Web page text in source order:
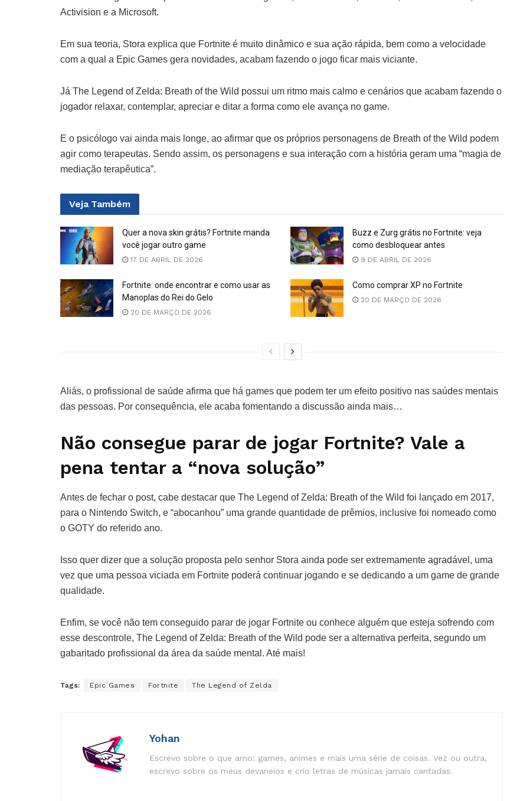
Activision e a Microsoft.
Em sua teoria, Stora explica que Fortnite é muito dinâmico e sua ação rápida, bem como a velocidade
com a qual a Epic Games gera novidades, acabam fazendo o jogo ficar mais viciante.
Já The Legend of Zelda: Breath of the Wild possui um ritmo mais calmo e cenários que acabam fazendo o
jogador relaxar, contemplar, apreciar e ditar a forma como ele avança no game.
E o psicólogo vai ainda mais longe, ao afirmar que os próprios personagens de Breath of the Wild podem
agir como terapeutas. Sendo assim, os personagens e sua interação com a história geram uma “magia de
mediação terapêutica”.
Veja Também
Quer a nova skin grátis? Fortnite manda
você jogar outro game
17 DE ABRIL DE 2026
Buzz e Zurg grátis no Fortnite: veja
como desbloquear antes
9 DE ABRIL DE 2026
Fortnite: onde encontrar e como usar as
Manoplas do Rei do Gelo
20 DE MARÇO DE 2026
Como comprar XP no Fortnite
20 DE MARÇO DE 2026
Aliás, o profissional de saúde afirma que há games que podem ter um efeito positivo nas saúdes mentais
das pessoas. Por consequência, ele acaba fomentando a discussão ainda mais…
Não consegue parar de jogar Fortnite? Vale a
pena tentar a “nova solução”
Antes de fechar o post, cabe destacar que The Legend of Zelda: Breath of the Wild foi lançado em 2017,
para o Nintendo Switch, e “abocanhou” uma grande quantidade de prêmios, inclusive foi nomeado como
o GOTY do referido ano.
Isso quer dizer que a solução proposta pelo senhor Stora ainda pode ser extremamente agradável, uma
vez que uma pessoa viciada em Fortnite poderá continuar jogando e se dedicando a um game de grande
qualidade.
Enfim, se você não tem conseguido parar de jogar Fortnite ou conhece alguém que esteja sofrendo com
esse descontrole, The Legend of Zelda: Breath of the Wild pode ser a alternativa perfeita, segundo um
gabaritado profissional da área da saúde mental. Até mais!
Tags: Epic Games Fortnite The Legend of Zelda
Yohan
Escrevo sobre o que amo: games, animes e mais uma série de coisas. Vez ou outra,
escrevo sobre os meus devaneios e crio letras de músicas jamais cantadas.